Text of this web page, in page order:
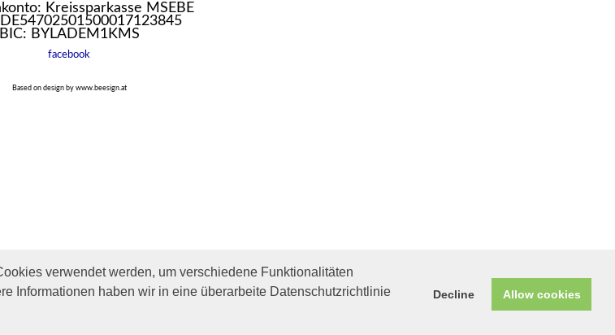
verwendet werden, um verschiedene Funktionalitäten
Informationen haben wir in eine überarbeite Datenschutzrichtlinie
Decline Allow cookies
Kreissparkasse MSEBE
DE54702501500017123845
BIC: BYLADEM1KMS
facebook
Based on design by www.beesign.at
Helfen Sie mit!